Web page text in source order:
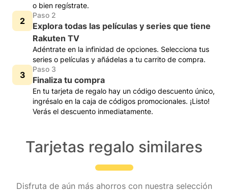
o bien regístrate.
Paso 2
Explora todas las películas y series que tiene
Rakuten TV
Adéntrate en la infinidad de opciones. Selecciona tus
series o películas y añádelas a tu carrito de compra.
Paso 3
Finaliza tu compra
En tu tarjeta de regalo hay un código descuento único,
ingrésalo en la caja de códigos promocionales. ¡Listo!
Verás el descuento inmediatamente.
Tarjetas regalo similares
Disfruta de aún más ahorros con nuestra selección